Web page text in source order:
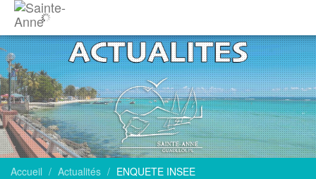
Accueil Actualités ENQUETE INSEE